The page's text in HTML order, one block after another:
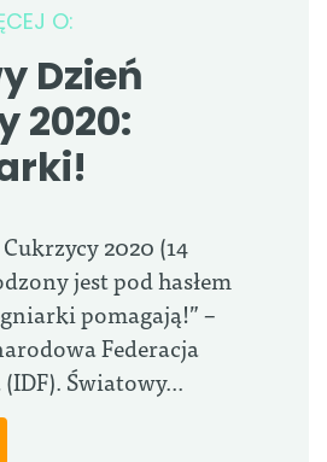
O:
Dzień
2020:
2020 (14
jest pod hasłem
pomagają!” –
Federacja
Światowy...